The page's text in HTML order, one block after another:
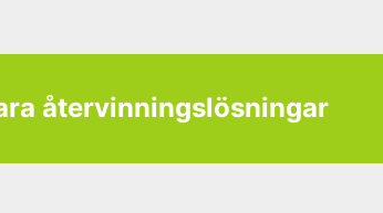
återvinningslösningar